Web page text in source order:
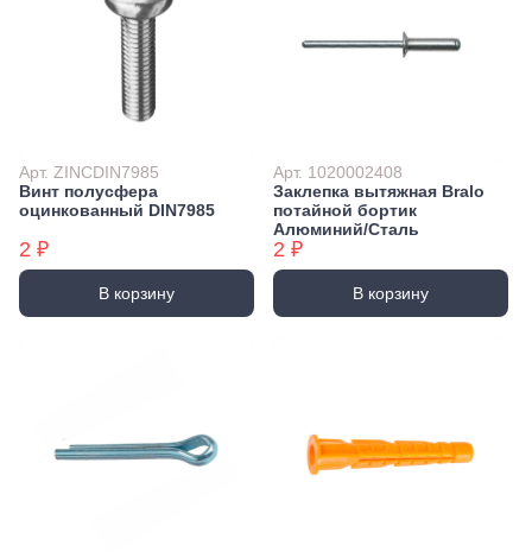
Арт. ZINCDIN7985
Винт полусфера
оцинкованный DIN7985
2 ₽
В корзину
Арт. 1020002408
Заклепка вытяжная Bralo
потайной бортик
Алюминий/Сталь
2 ₽
В корзину